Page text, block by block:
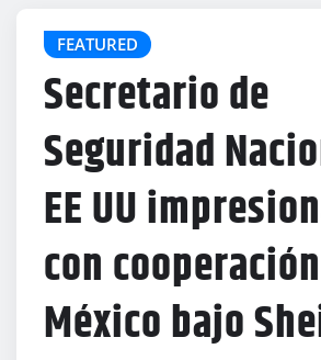
FEATURED
Secretario de
Seguridad
EE UU
con
México bajo